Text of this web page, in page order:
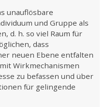
unauflösbare
und Gruppe als
d. h. so viel Raum für
dass
neuen Ebene entfalten
Wirkmechanismen
zu befassen und über
für gelingende